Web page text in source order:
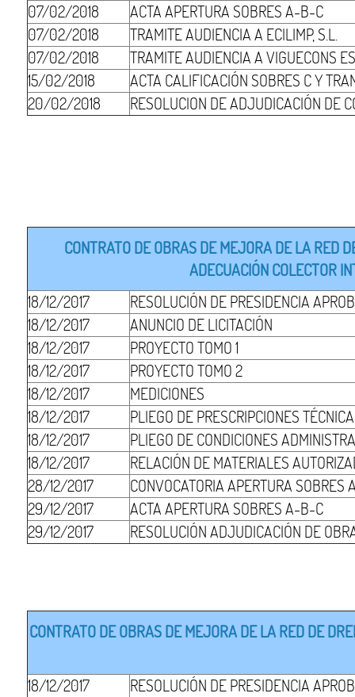
07/02/2018
ACTA APERTURA SOBRES A-B-C
07/02/2018
TRAMITE AUDIENCIA A ECILIMP, S.L.
07/02/2018
TRAMITE AUDIENCIA A VIGUECONS
15/02/2018
ACTA CALIFICACIÓN SOBRES C Y
20/02/2018
RESOLUCION DE ADJUDICACIÓN DE
CONTRATO DE OBRAS DE MEJORA DE LA RED
ADECUACIÓN COLECTOR
18/12/2017
RESOLUCIÓN DE PRESIDENCIA
18/12/2017
ANUNCIO DE LICITACIÓN
18/12/2017
PROYECTO TOMO 1
18/12/2017
PROYECTO TOMO 2
18/12/2017
MEDICIONES
18/12/2017
PLIEGO DE PRESCRIPCIONES
18/12/2017
PLIEGO DE CONDICIONES
18/12/2017
RELACIÓN DE MATERIALES
28/12/2017
CONVOCATORIA APERTURA SOBRES
29/12/2017
ACTA APERTURA SOBRES A-B-C
29/12/2017
RESOLUCIÓN ADJUDICACIÓN DE
CONTRATO DE OBRAS DE MEJORA DE LA RED DE
18/12/2017
RESOLUCIÓN DE PRESIDENCIA